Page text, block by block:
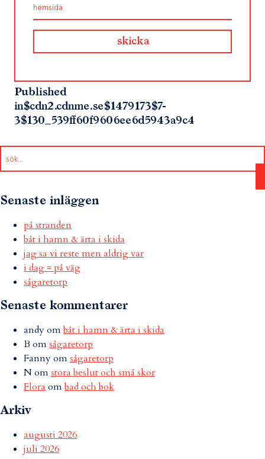
Published
in$cdn2.cdnme.se$1479173$7-
3$130_539ff60f9606ee6d5943a9c4
Senaste inläggen
på stranden
båt i hamn & ärta i skida
jag sa vi reste men aldrig var
i dag = på väg
sågaretorp
Senaste kommentarer
andyombåt i hamn & ärta i skida
B omsågaretorp
Fannyomsågaretorp
Nomstora beslut och små skor
Flora ombad och bok
Arkiv
augusti 2026
juli 2026